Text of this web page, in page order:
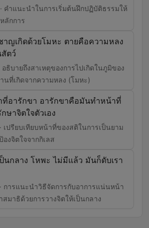
คำแนะนำในการเริ่มต้นฝึกปฏิบัติธรรมให้
ลักการ
าญเกิดด้วยโมหะ ตายคือความหลง
สัตว์
อธิบายถึงสาเหตุของการไปเกิดในภูมิของ
นที่เกิดจากความหลง (โมหะ)
ที่อารักขา อารักขาคือมันทำหน้าที่
ษาจิตใจตัวเอง
เปรียบเทียบหน้าที่ของสติในการเป็นยาม
องจิตใจจากกิเลส
ป็นกลาง โหพะ ไม่มีแล้ว มันก็ดับเรา
การแนะนำวิธีจัดการกับอาการแน่นหน้า
มาธิด้วยการวางจิตให้เป็นกลาง